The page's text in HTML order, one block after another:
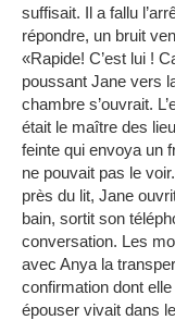
suffisait. Il a fallu
répondre, un bruit
«Rapide! C’est lui !
poussant Jane vers
chambre s’ouvrait.
était le maître des
feinte qui envoya un
ne pouvait pas le
près du lit, Jane
bain, sortit son
conversation. Les
avec Anya la
confirmation dont elle
épouser vivait dans